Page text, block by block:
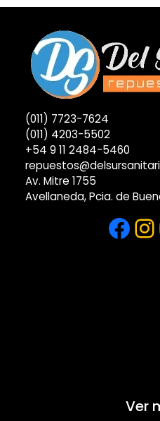
(011) 7723-7624
(011) 4203-5502
+54 9 11 2484-5460
Av. Mitre 1755
Avellaneda, Pcia. de
Ver